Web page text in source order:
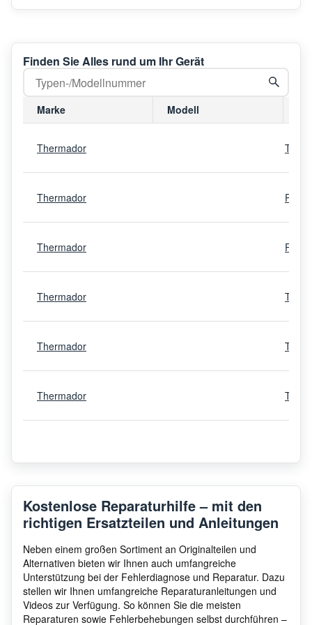
Finden Sie Alles rund um Ihr Gerät
Marke Modell
Thermador
Thermador
Thermador
Thermador
Thermador
Thermador
Thermador
Thermador
Kostenlose Reparaturhilfe – mit den
richtigen Ersatzteilen und Anleitungen
Neben einem großen Sortiment an Originalteilen und
Alternativen bieten wir Ihnen auch umfangreiche
Unterstützung bei der Fehlerdiagnose und Reparatur. Dazu
stellen wir Ihnen umfangreiche Reparaturanleitungen und
Videos zur Verfügung. So können Sie die meisten
Reparaturen sowie Fehlerbehebungen selbst durchführen –